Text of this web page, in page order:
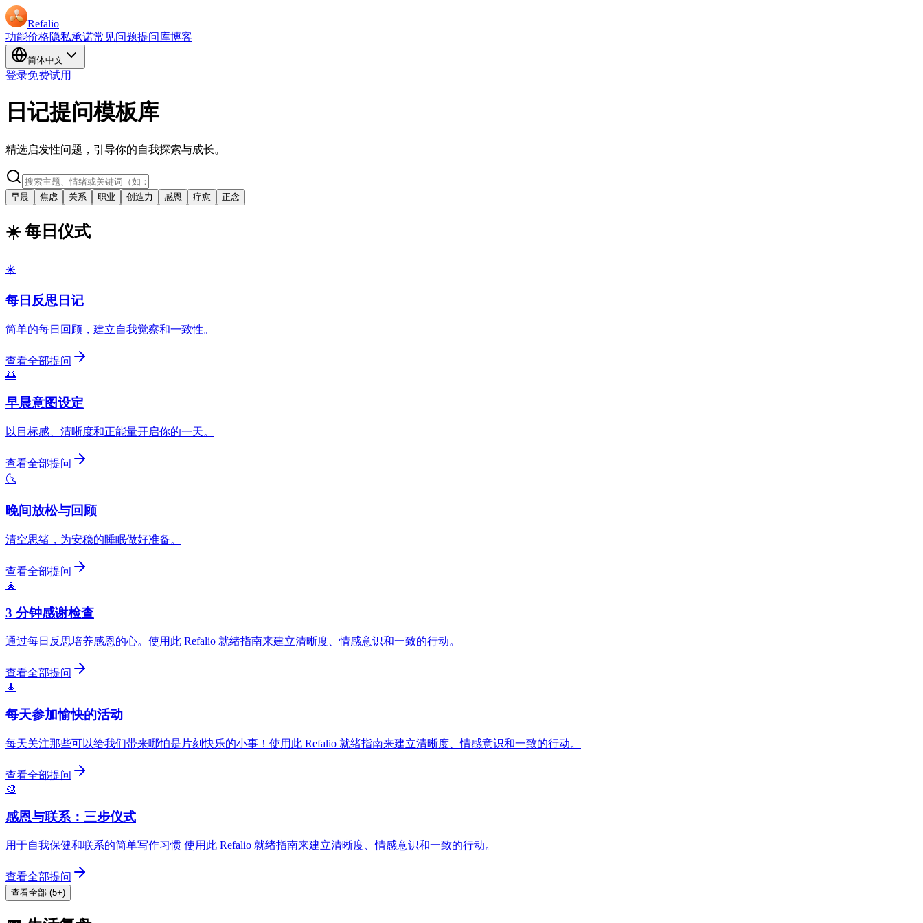
Refalio
功能价格隐私承诺常见问题提问库博客
简体中文
登录免费试用
日记提问模板库
精选启发性问题，引导你的自我探索与成长。
早晨 焦虑 关系 职业 创造力 感恩 疗愈 正念
☀️ 每日仪式
☀️
每日反思日记
简单的每日回顾，建立自我觉察和一致性。
查看全部提问
🌅
早晨意图设定
以目标感、清晰度和正能量开启你的一天。
查看全部提问
🌜
晚间放松与回顾
清空思绪，为安稳的睡眠做好准备。
查看全部提问
🧘
3 分钟感谢检查
通过每日反思培养感恩的心。使用此 Refalio 就绪指南来建立清晰度、情感意识和一致的行动。
查看全部提问
🧘
每天参加愉快的活动
每天关注那些可以给我们带来哪怕是片刻快乐的小事！使用此 Refalio 就绪指南来建立清晰度、情感意识和一致的行动。
查看全部提问
🎨
感恩与联系：三步仪式
用于自我保健和联系的简单写作习惯 使用此 Refalio 就绪指南来建立清晰度、情感意识和一致的行动。
查看全部提问
查看全部 (5+)